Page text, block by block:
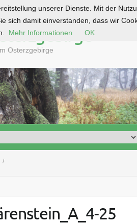
Osterzgebirge
25
unserer Dienste. Mit der
sich damit einverstanden, dass wir
Mehr Informationen OK